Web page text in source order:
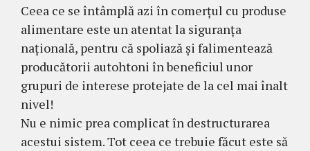
Ceea ce se întâmplă azi în comerțul cu produse
alimentare este un atentat la siguranța
națională, pentru că spoliază și falimentează
producătorii autohtoni în beneficiul unor
grupuri de interese protejate de la cel mai înalt
nivel!
Nu e nimic prea complicat în destructurarea
acestui sistem. Tot ceea ce trebuie făcut este să